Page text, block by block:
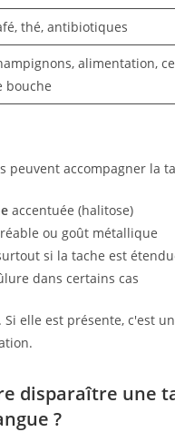
thé, antibiotiques
alimentation,
bouche
peuvent accompagner la
accentuée (halitose)
ou goût métallique
si la tache est
dans certains cas
elle est présente, c'est
disparaître une
?